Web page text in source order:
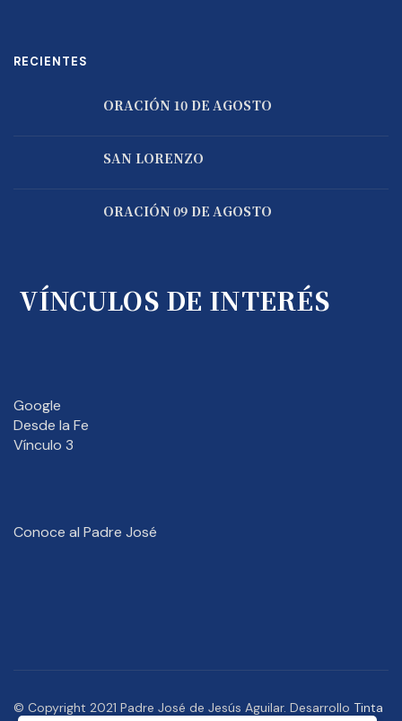
RECIENTES
ORACIÓN 10 DE AGOSTO
SAN LORENZO
ORACIÓN 09 DE AGOSTO
VÍNCULOS DE INTERÉS
Google
Desde la Fe
Vínculo 3
Conoce al Padre José
© Copyright 2021 Padre José de Jesús Aguilar. Desarrollo Tinta